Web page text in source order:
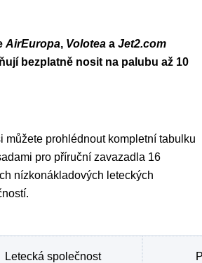
AirEuropa, Volotea aJet2.com
bezplatně nosit na palubu až 10
můžete prohlédnout kompletní tabulku
pro příruční zavazadla 16
nízkonákladových leteckých
Letecká společnost